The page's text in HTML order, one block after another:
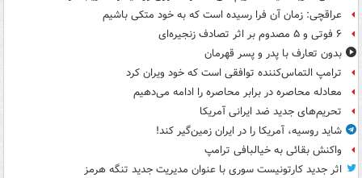
عراقچی: زمان آن فرا رسیده است که به خود متکی باشیم
۶ فوتی و ۵ مصدوم بر اثر تصادف زنجیره‌ای
بدون تعارف با پدر و پسر قهرمان
ترامپ التماس‌کننده توافقی است که خود ویران کرد
معادله محاصره در برابر محاصره را ادامه می‌دهیم
تحریم‌های جدید ضد ایرانی آمریکا
شاید روسیه، آمریکا را در ایران زمین‌گیر کند!
واکنش بقائی به خیالبافی ترامپ
اثر جدید کارتونیست سوری با عنوان مدیریت جدید تنگه هرمز